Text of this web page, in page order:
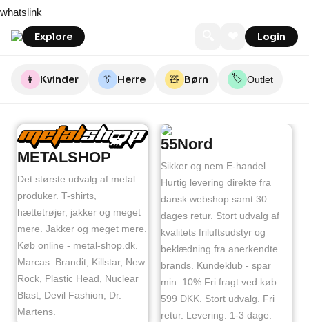
to
content
whatslink
Explore Login
👩 Kvinder 👔 Herre 🧸 Børn 🏷️ Outlet
METALSHOP
Det største udvalg af metal
produker. T-shirts,
hættetrøjer, jakker og meget
mere. Jakker og meget mere.
Køb online - metal-shop.dk.
Marcas: Brandit, Killstar, New
Rock, Plastic Head, Nuclear
Blast, Devil Fashion, Dr.
Martens.
55Nord
Sikker og nem E-handel.
Hurtig levering direkte fra
dansk webshop samt 30
dages retur. Stort udvalg af
kvalitets friluftsudstyr og
beklædning fra anerkendte
brands. Kundeklub - spar
min. 10% Fri fragt ved køb
599 DKK. Stort udvalg. Fri
retur. Levering: 1-3 dage.